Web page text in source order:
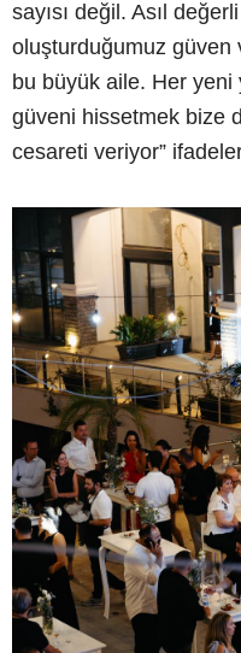
sayısı değil. Asıl
oluşturduğumuz güven
bu büyük aile. Her yeni
güveni hissetmek bize
cesareti veriyor”